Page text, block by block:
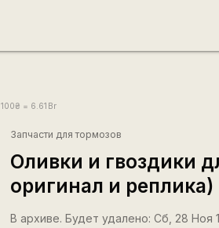
100₴ = 6.61 Br
Запчасти для тормозов
Оливки и гвоздики
оригинал и реплика)
В архиве. Будет удалено: Сб, 28 Ноя